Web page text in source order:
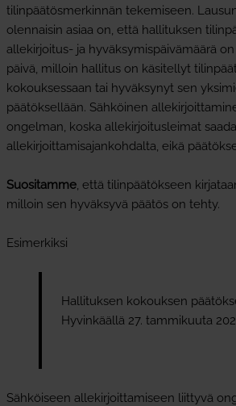
tilinpäätösmerkinnän tekemiseen.
olennaisin asiaa on, että hallituksen
allekirjoitus- ja hyväksymispäivämäärä
päivä, milloin hallitus on käsitellyt
kokouksessaan tai hyväksynyt sen
päätöksellään. Sähköinen
ongelman, koska allekirjoitusleimat
allekirjoittamisajankohdalta, eikä
Suositamme, että tilinpäätökseen
milloin sen hyväksyvä päätös on tehty.
Esimerkiksi
Hallituksen kokouksen
Hyvinkäällä 27. tammikuuta
Sähköiseen allekirjoittamiseen liittyvä